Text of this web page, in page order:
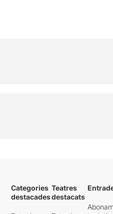
Categories
destacades
Teatres
destacats